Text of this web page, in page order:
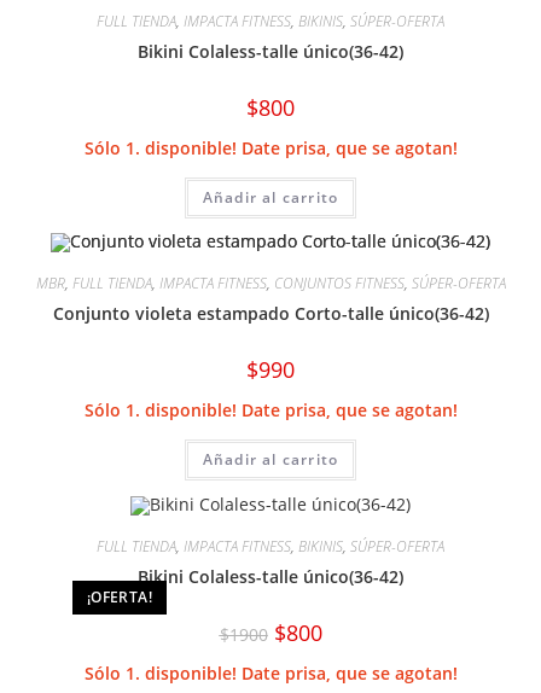
FULL TIENDA, IMPACTA FITNESS, BIKINIS, SÚPER-OFERTA
Bikini Colaless-talle único(36-42)
$800
Sólo 1. disponible! Date prisa, que se agotan!
Añadir al carrito
MBR, FULL TIENDA, IMPACTA FITNESS, CONJUNTOS FITNESS, SÚPER-OFERTA
Conjunto violeta estampado Corto-talle único(36-42)
$990
Sólo 1. disponible! Date prisa, que se agotan!
Añadir al carrito
¡OFERTA!
FULL TIENDA, IMPACTA FITNESS, BIKINIS, SÚPER-OFERTA
Bikini Colaless-talle único(36-42)
$1900 El
precio
original
era:
$800El
precio
es:
Sólo 1. disponible! Date prisa, que se agotan!